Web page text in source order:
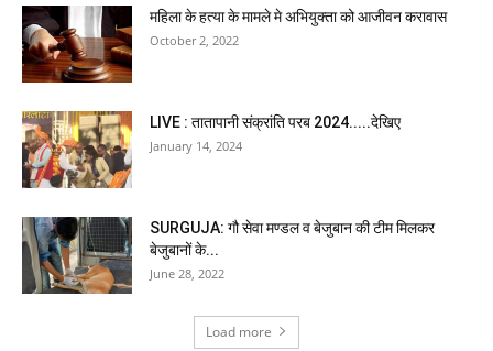
महिला के हत्या के मामले मे अभियुक्ता को आजीवन करावास
October 2, 2022
LIVE : तातापानी संक्रांति परब 2024.....देखिए
January 14, 2024
SURGUJA: गौ सेवा मण्डल व बेजुबान की टीम मिलकर
बेजुबानों के...
June 28, 2022
Load more